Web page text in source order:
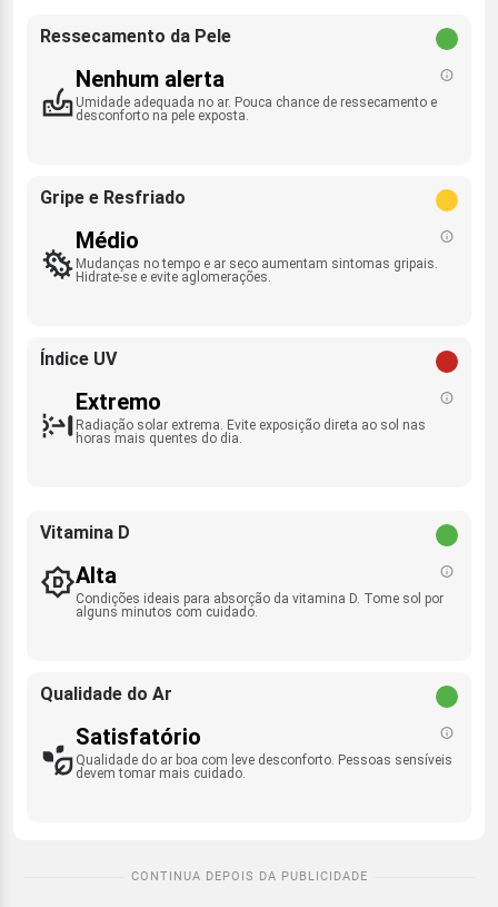
Ressecamento da Pele
Nenhum alerta
Umidade adequada no ar. Pouca chance de ressecamento e
desconforto na pele exposta.
Gripe e Resfriado
Médio
Mudanças no tempo e ar seco aumentam sintomas gripais.
Hidrate-se e evite aglomerações.
Índice UV
Extremo
Radiação solar extrema. Evite exposição direta ao sol nas
horas mais quentes do dia.
Vitamina D
Alta
Condições ideais para absorção da vitamina D. Tome sol por
alguns minutos com cuidado.
Qualidade do Ar
Satisfatório
Qualidade do ar boa com leve desconforto. Pessoas sensíveis
devem tomar mais cuidado.